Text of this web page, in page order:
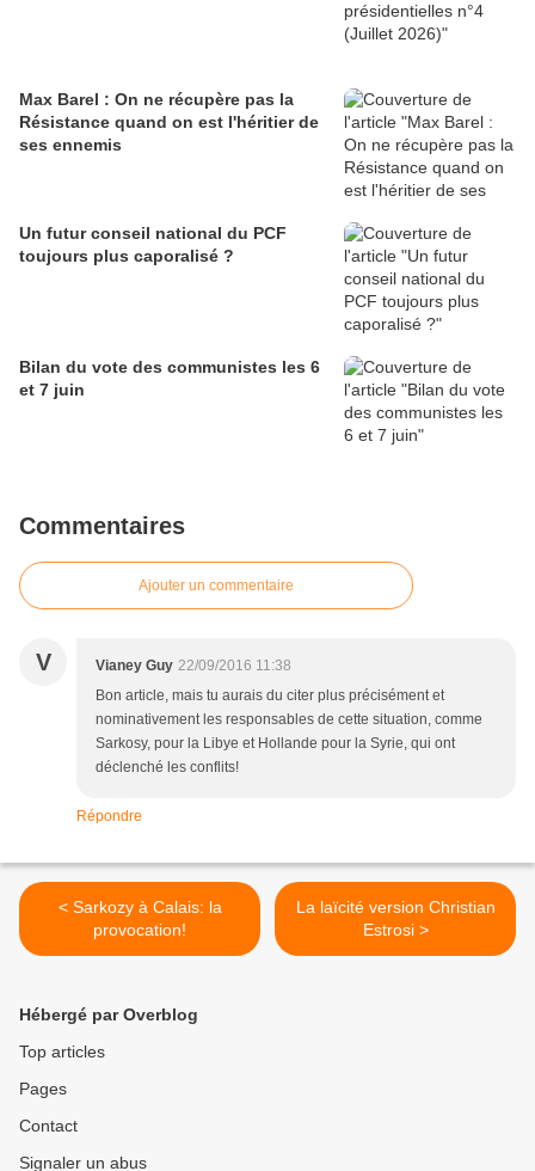
Max Barel : On ne récupère pas la
Résistance quand on est l'héritier de
ses ennemis
Un futur conseil national du PCF
toujours plus caporalisé ?
Bilan du vote des communistes les 6
et 7 juin
Commentaires
Ajouter un commentaire
V Vianey Guy 22/09/2016 11:38
Bon article, mais tu aurais du citer plus précisément et
nominativement les responsables de cette situation, comme
Sarkosy, pour la Libye et Hollande pour la Syrie, qui ont
déclenché les conflits!
Répondre
< Sarkozy à Calais: la
provocation!
La laïcité version Christian
Estrosi >
Hébergé par Overblog
Top articles
Pages
Contact
Signaler un abus